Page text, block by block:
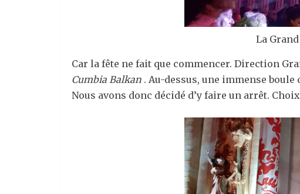
La
Car la fête ne fait que commencer. Direction
Cumbia Balkan . Au-dessus, une immense
Nous avons donc décidé d’y faire un arrêt.